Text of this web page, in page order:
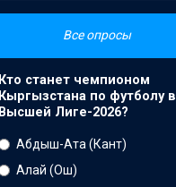
Все опросы
Кто станет чемпионом
Кыргызстана по футболу в
Высшей Лиге-2026?
Абдыш-Ата (Кант)
Алай (Ош)